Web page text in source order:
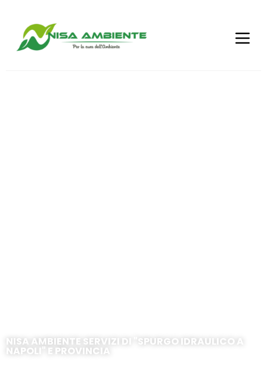
NISA AMBIENTE SERVIZI DI "SPURGO IDRAULICO A
NAPOLI" E PROVINCIA